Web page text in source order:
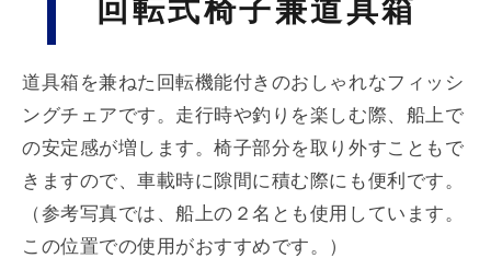
回転式椅子兼道具箱
道具箱を兼ねた回転機能付きのおしゃれなフィッシ
ングチェアです。走行時や釣りを楽しむ際、船上で
の安定感が増します。椅子部分を取り外すこともで
きますので、車載時に隙間に積む際にも便利です。
（参考写真では、船上の２名とも使用しています。
この位置での使用がおすすめです。）